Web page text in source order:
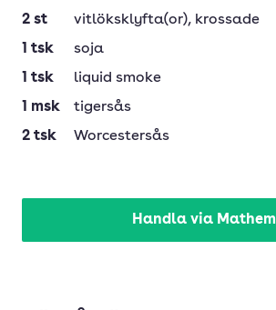
2 st vitlöksklyfta(or), krossade
1 tsk
soja
1 tsk
liquid smoke
1 msk
tigersås
2 tsk Worcestersås
Handla via Mathem